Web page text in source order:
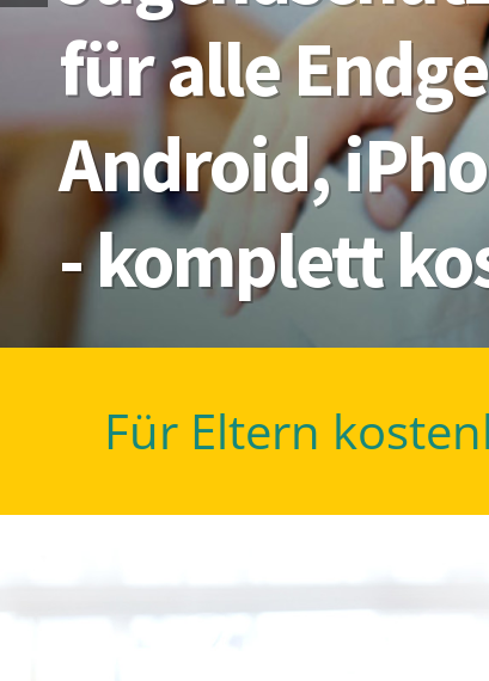
- komplett
Android,
für alle
Für Eltern